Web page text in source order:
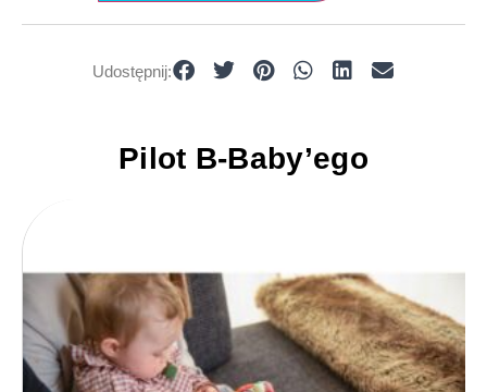
Pilot B-Baby’ego
Udostępnij: